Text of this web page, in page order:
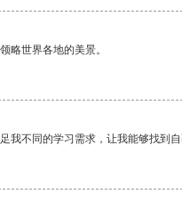
略世界各地的美景。
我不同的学习需求，让我能够找到自